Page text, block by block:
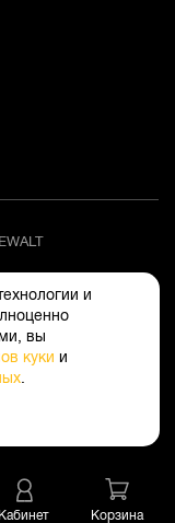
и
вы
куки и
.
данных
Кабинет Корзина